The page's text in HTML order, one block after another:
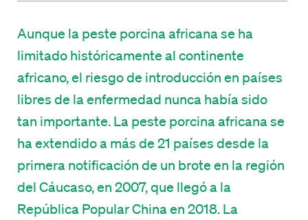
Aunque la peste porcina africana se ha
limitado históricamente al continente
africano, el riesgo de introducción en países
libres de la enfermedad nunca había sido
tan importante. La peste porcina africana se
ha extendido a más de 21 países desde la
primera notificación de un brote en la región
del Cáucaso, en 2007, que llegó a la
República Popular China en 2018. La